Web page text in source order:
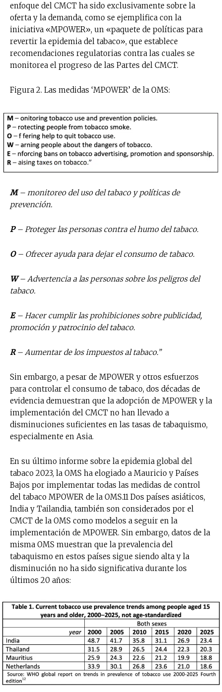
enfoque del CMCT ha sido exclusivamente sobre la
oferta y la demanda, como se ejemplifica con la
iniciativa «MPOWER», un «paquete de políticas para
revertir la epidemia del tabaco», que establece
recomendaciones regulatorias contra las cuales se
monitorea el progreso de las Partes del CMCT.
Figura 2. Las medidas ‘MPOWER’ de la OMS:
M– monitoreo del uso del tabaco y políticas de
prevención.
P– Proteger las personas contra el humo del tabaco.
O– Ofrecer ayuda para dejar el consumo de tabaco.
W– Advertencia a las personas sobre los peligros del
tabaco.
E– Hacer cumplir las prohibiciones sobre publicidad,
promoción y patrocinio del tabaco.
R– Aumentar de los impuestos al tabaco.”
Sin embargo, a pesar de MPOWER y otros esfuerzos
para controlar el consumo de tabaco, dos décadas de
evidencia demuestran que la adopción de MPOWER y la
implementación del CMCT no han llevado a
disminuciones suficientes en las tasas de tabaquismo,
especialmente en Asia.
En su último informe sobre la epidemia global del
tabaco 2023, la OMS ha elogiado a Mauricio y Países
Bajos por implementar todas las medidas de control
del tabaco MPOWER de la OMS.11 Dos países asiáticos,
India y Tailandia, también son considerados por el
CMCT de la OMS como modelos a seguir en la
implementación de MPOWER. Sin embargo, datos de la
misma OMS muestran que la prevalencia del
tabaquismo en estos países sigue siendo alta y la
disminución no ha sido significativa durante los
últimos 20 años: